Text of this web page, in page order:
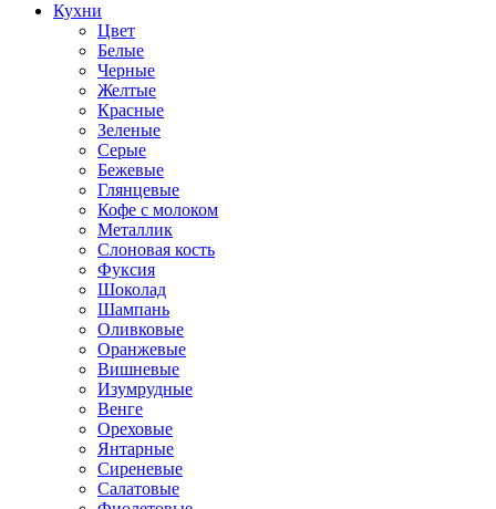
Кухни
Цвет
Белые
Черные
Желтые
Красные
Зеленые
Серые
Бежевые
Глянцевые
Кофе с молоком
Металлик
Слоновая кость
Фуксия
Шоколад
Шампань
Оливковые
Оранжевые
Вишневые
Изумрудные
Венге
Ореховые
Янтарные
Сиреневые
Салатовые